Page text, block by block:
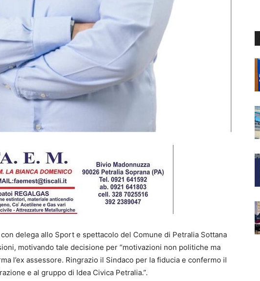
con delega allo Sport e spettacolo del Comune di Petralia Sottana
motivando tale decisione per “motivazioni non politiche ma
l’ex assessore. Ringrazio il Sindaco per la fiducia e confermo il
e al gruppo di Idea Civica Petralia.”.